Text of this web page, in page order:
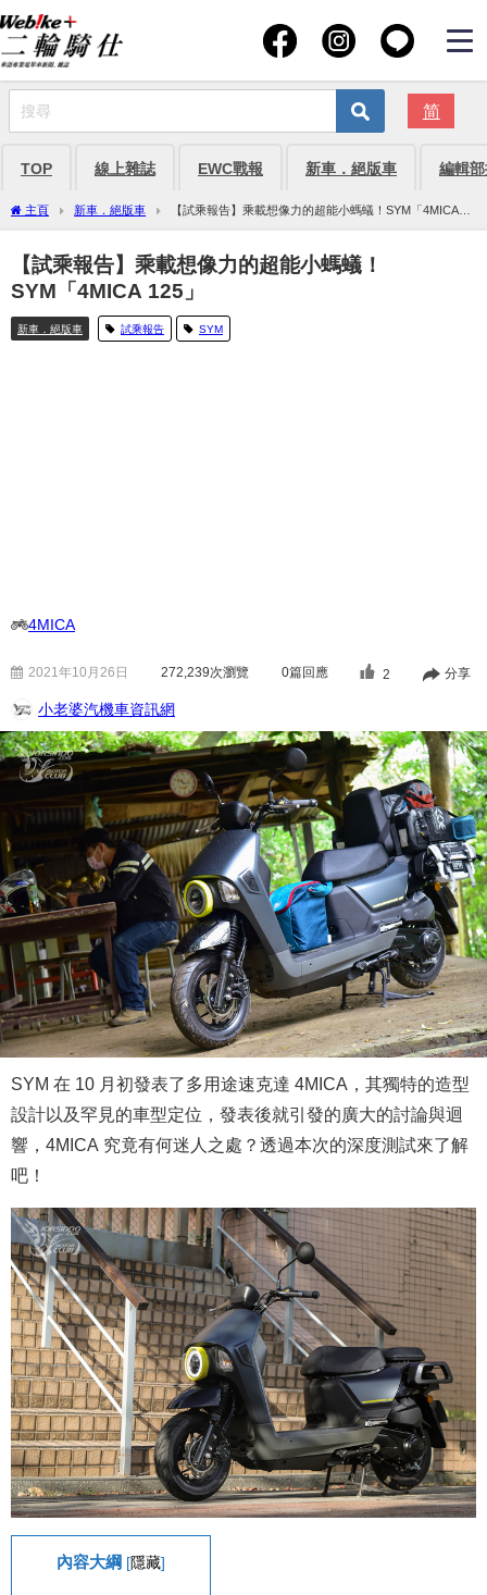
简
TOP 線上雜誌 EWC戰報 新車．絕版車 編輯
主頁 新車．絕版車
【試乘報告】乘載想像力的超能小螞蟻！SYM「4MICA
125」
【試乘報告】乘載想像力的超能小螞蟻！
SYM「4MICA 125」
新車．絕版車 試乘報告 SYM
4MICA
2021年10月26日 272,239次瀏覽 0篇回應 2 分享
小老婆汽機車資訊網
SYM 在 10 月初發表了多用途速克達 4MICA，其獨特的造型
設計以及罕見的車型定位，發表後就引發的廣大的討論與迴
響，4MICA 究竟有何迷人之處？透過本次的深度測試來了解
吧！
內容大綱 [隱藏]